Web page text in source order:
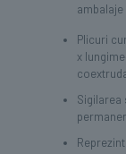
Plicuri
x
Sigilarea